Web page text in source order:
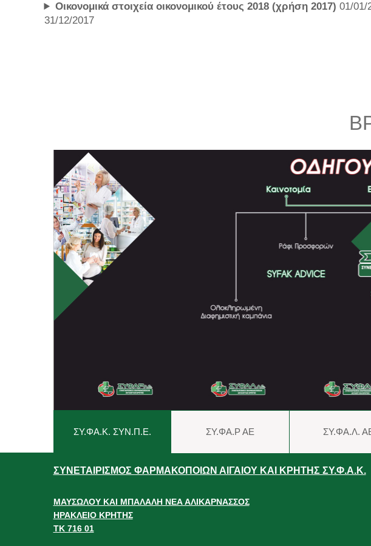
Οικονομικά στοιχεία οικονομικού έτους 2018 (χρήση 2017) 01/01/
31/12/2017
ΣΥ.ΦΑ.Κ. ΣΥΝ.Π.Ε. ΣΥ.ΦΑ.Ρ ΑΕ ΣΥ.ΦΑ.Λ.
ΣΥΝΕΤΑΙΡΙΣΜΟΣ ΦΑΡΜΑΚΟΠΟΙΩΝ ΑΙΓΑΙΟΥ ΚΑΙ ΚΡΗΤΗΣ ΣΥ.Φ.Α.Κ.
ΜΑΥΣΩΛΟΥ ΚΑΙ ΜΠΑΛΑΛΗ ΝΕΑ ΑΛΙΚΑΡΝΑΣΣΟΣ
ΗΡΑΚΛΕΙΟ ΚΡΗΤΗΣ
ΤΚ 716 01